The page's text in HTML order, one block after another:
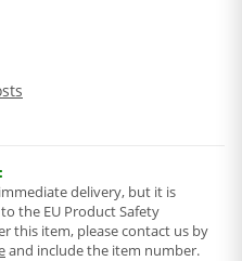
delivery, but it is
the EU Product Safety
this item, please contact us by
and include the item number.